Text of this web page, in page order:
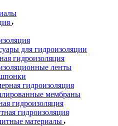
для гидроизоляции
гидроизоляция
ленты
гидроизоляция
мембраны
гидроизоляция
гидроизоляция
материалы